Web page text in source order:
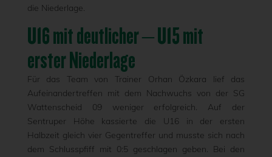
die Niederlage.
U16 mit deutlicher – U15 mit
erster Niederlage
Für das Team von Trainer Orhan Özkara lief das
Aufeinandertreffen mit dem Nachwuchs von der SG
Wattenscheid 09 weniger erfolgreich. Auf der
Sentruper Höhe kassierte die U16 in der ersten
Halbzeit gleich vier Gegentreffer und musste sich nach
dem Schlusspfiff mit 0:5 geschlagen geben. Bei den